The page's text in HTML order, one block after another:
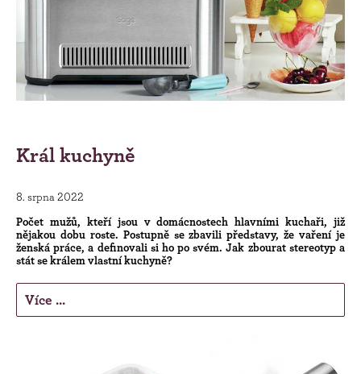
Král kuchyně
8. srpna 2022
Počet mužů, kteří jsou v domácnostech hlavními kuchaři, již
nějakou dobu roste. Postupně se zbavili představy, že vaření je
ženská práce, a definovali si ho po svém. Jak zbourat stereotyp a
stát se králem vlastní kuchyně?
Více ...